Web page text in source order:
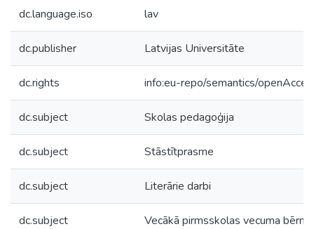
dc.language.iso lav
dc.publisher Latvijas Universitāte
dc.rights info:eu-repo/semantics/
dc.subject Skolas pedagoģija
dc.subject Stāstītprasme
dc.subject Literārie darbi
dc.subject Vecākā pirmsskolas vecuma bērni